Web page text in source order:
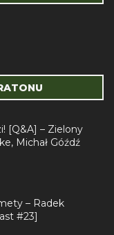
[Q&A] – Zielony
Michał Góźdź
– Radek
#23]